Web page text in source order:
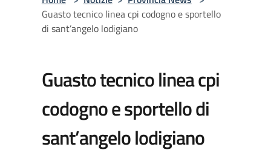
Guasto tecnico linea cpi codogno e sportello
di sant’angelo lodigiano
Guasto tecnico linea cpi
codogno e sportello di
sant’angelo lodigiano